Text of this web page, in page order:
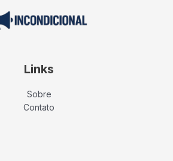
Links
Sobre
Contato